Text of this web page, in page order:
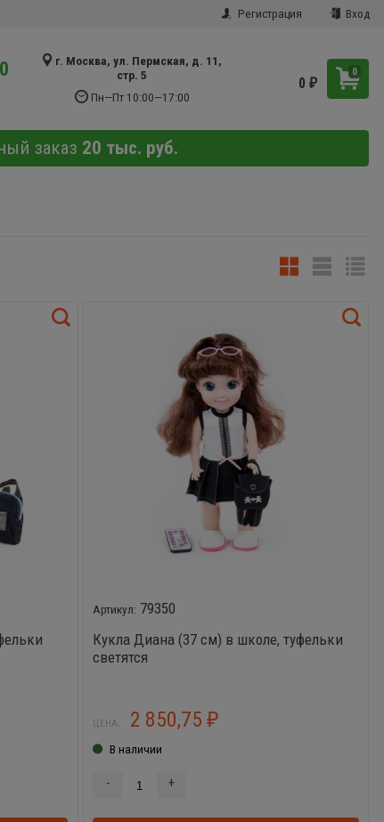
Регистрация Вход
г. Москва, ул. Пермская, д. 11,
стр. 5
Пн—Пт 10:00—17:00
0
0₽
заказ 20 тыс. руб.
79350
Кукла Диана (37 см) в школе, туфельки
светятся
ЦЕНА: 2 850,75 ₽
В наличии
- +